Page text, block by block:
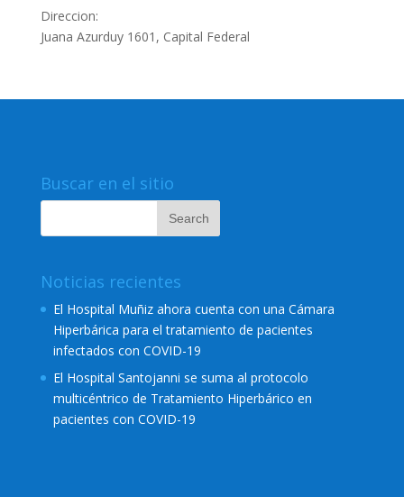
Direccion:
Juana Azurduy 1601, Capital Federal
Buscar en el sitio
Noticias recientes
El Hospital Muñiz ahora cuenta con una Cámara
Hiperbárica para el tratamiento de pacientes
infectados con COVID-19
El Hospital Santojanni se suma al protocolo
multicéntrico de Tratamiento Hiperbárico en
pacientes con COVID-19